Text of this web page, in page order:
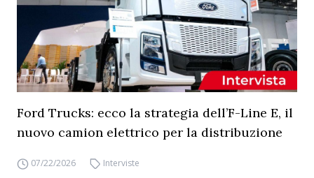
Ford Trucks: ecco la strategia dell’F-Line E, il
nuovo camion elettrico per la distribuzione
07/22/2026 Interviste